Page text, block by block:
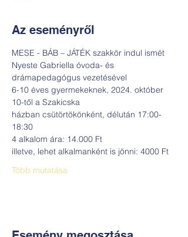
Az eseményről
MESE - BÁB – JÁTÉK szakkör indul ismét
Nyeste Gabriella óvoda- és
drámapedagógus vezetésével
6-10 éves gyermekeknek, 2024. október
10-től a Szakicska
házban csütörtökönként, délután 17:00-
18:30
4 alkalom ára: 14.000 Ft
illetve, lehet alkalmanként is jönni: 4000 Ft
Több mutatása